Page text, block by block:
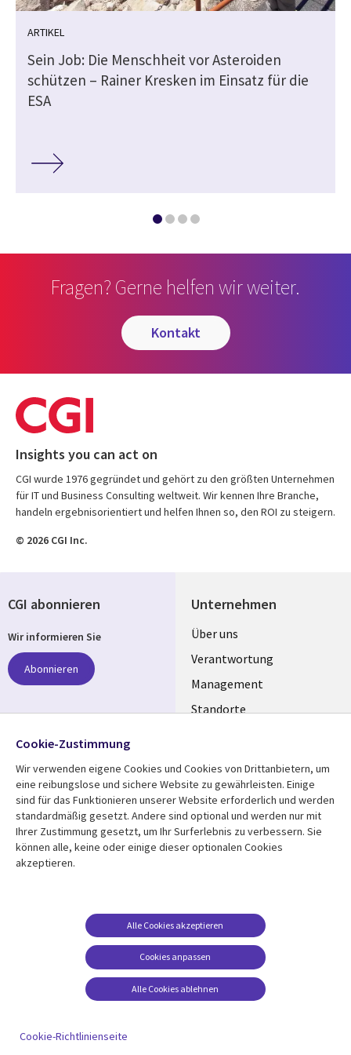
ARTIKEL
Sein Job: Die Menschheit vor Asteroiden
schützen – Rainer Kresken im Einsatz für die
ESA
Fragen? Gerne helfen wir weiter.
kontakt
Insights you can act on
CGI wurde 1976 gegründet und gehört zu den größten Unternehmen
für IT und Business Consulting weltweit. Wir kennen Ihre Branche,
handeln ergebnisorientiert und helfen Ihnen so, den ROI zu steigern.
© 2026 CGI Inc.
Unternehmen
Useful
links
GERMANY
Über uns
Verantwortung
Management
Standorte
Mediathek
Library
GERMANY
Aktuelles
Rechtliches
Beschwerden/Hinweise
Compliance
Datenschutz
Impressum
CGI abonnieren
Wir informieren Sie
Abonnieren
Folgen Sie uns
Social
Media
GERMANY
Cookie-Zustimmung
Wir verwenden eigene Cookies und Cookies von Drittanbietern, um
eine reibungslose und sichere Website zu gewährleisten. Einige
sind für das Funktionieren unserer Website erforderlich und werden
standardmäßig gesetzt. Andere sind optional und werden nur mit
Ihrer Zustimmung gesetzt, um Ihr Surferlebnis zu verbessern. Sie
können alle, keine oder einige dieser optionalen Cookies
akzeptieren.
Cookies anpassen
Alle Cookies akzeptieren
Alle Cookies ablehnen
Cookie-Richtlinienseite